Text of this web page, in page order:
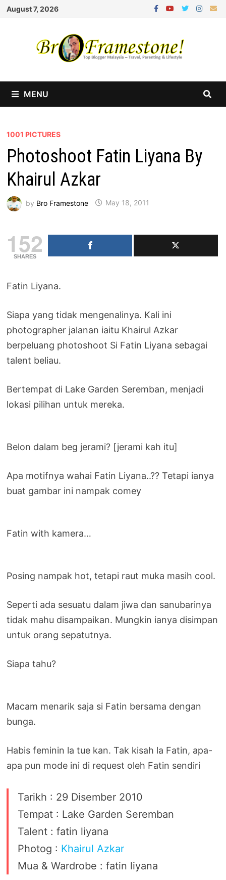
Skip
August 7, 2026
MENU
1001 PICTURES
Photoshoot Fatin Liyana By
Khairul Azkar
by Bro Framestone May 18, 2011
152
SHARES
Fatin Liyana.
Siapa yang tidak mengenalinya. Kali ini
photographer jalanan iaitu Khairul Azkar
berpeluang photoshoot Si Fatin Liyana sebagai
talent beliau.
Bertempat di Lake Garden Seremban, menjadi
lokasi pilihan untuk mereka.
Belon dalam beg jerami? [jerami kah itu]
Apa motifnya wahai Fatin Liyana..?? Tetapi ianya
buat gambar ini nampak comey
Fatin with kamera…
Posing nampak hot, tetapi raut muka masih cool.
Seperti ada sesuatu dalam jiwa dan sanubarinya
tidak mahu disampaikan. Mungkin ianya disimpan
untuk orang sepatutnya.
Siapa tahu?
Macam menarik saja si Fatin bersama dengan
bunga.
Habis feminin la tue kan. Tak kisah la Fatin, apa-
apa pun mode ini di request oleh Fatin sendiri
Tarikh : 29 Disember 2010
Tempat : Lake Garden Seremban
Talent : fatin liyana
Photog : Khairul Azkar
Mua & Wardrobe : fatin liyana